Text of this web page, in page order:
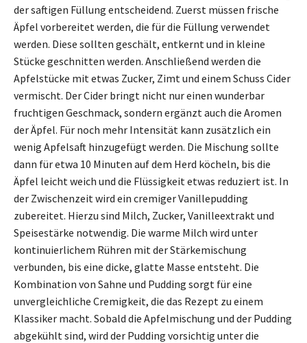
der saftigen Füllung entscheidend. Zuerst müssen frische
Äpfel vorbereitet werden, die für die Füllung verwendet
werden. Diese sollten geschält, entkernt und in kleine
Stücke geschnitten werden. Anschließend werden die
Apfelstücke mit etwas Zucker, Zimt und einem Schuss Cider
vermischt. Der Cider bringt nicht nur einen wunderbar
fruchtigen Geschmack, sondern ergänzt auch die Aromen
der Äpfel. Für noch mehr Intensität kann zusätzlich ein
wenig Apfelsaft hinzugefügt werden. Die Mischung sollte
dann für etwa 10 Minuten auf dem Herd köcheln, bis die
Äpfel leicht weich und die Flüssigkeit etwas reduziert ist. In
der Zwischenzeit wird ein cremiger Vanillepudding
zubereitet. Hierzu sind Milch, Zucker, Vanilleextrakt und
Speisestärke notwendig. Die warme Milch wird unter
kontinuierlichem Rühren mit der Stärkemischung
verbunden, bis eine dicke, glatte Masse entsteht. Die
Kombination von Sahne und Pudding sorgt für eine
unvergleichliche Cremigkeit, die das Rezept zu einem
Klassiker macht. Sobald die Apfelmischung und der Pudding
abgekühlt sind, wird der Pudding vorsichtig unter die